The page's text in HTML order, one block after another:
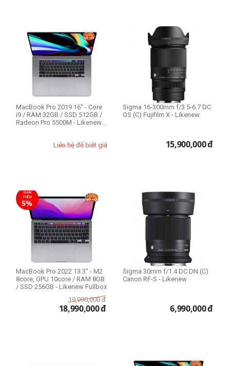
MacBook Pro 2019 16" - Core
i9 / RAM 32GB / SSD 512GB /
Radeon Pro 5500M - Likenew
Liên hệ để biết giá
Sigma 16-300mm f/3.5-6.7 DC
OS (C) Fujifilm X - Likenew
15,900,000đ
GIẢM
THÊM
5%
MacBook Pro 2022 13.3" - M2
8core, GPU 10core / RAM 8GB
/ SSD 256GB - Likenew Fullbox
19,990,000 đ
18,990,000đ
Sigma 30mm f/1.4 DC DN (C)
Canon RF-S - Likenew
6,990,000đ